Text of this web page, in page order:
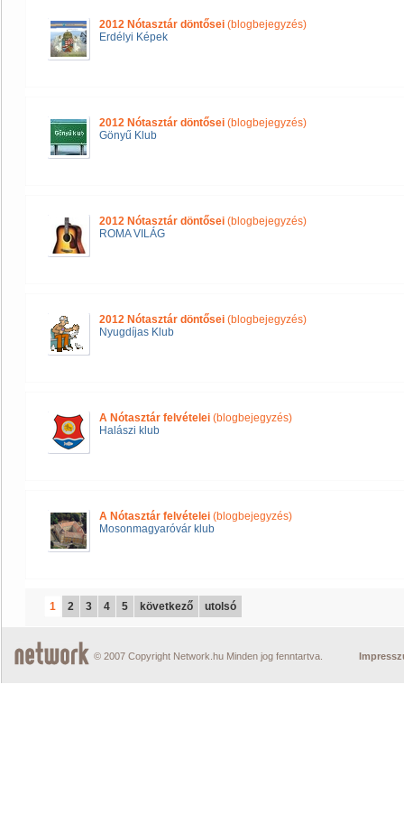
2012 Nótasztár döntősei (blogbejegyzés)
Erdélyi Képek
2012 Nótasztár döntősei (blogbejegyzés)
Gönyű Klub
2012 Nótasztár döntősei (blogbejegyzés)
ROMA VILÁG
2012 Nótasztár döntősei (blogbejegyzés)
Nyugdíjas Klub
A Nótasztár felvételei (blogbejegyzés)
Halászi klub
A Nótasztár felvételei (blogbejegyzés)
Mosonmagyaróvár klub
1 2 3 4 5 következő utolsó
© 2007 Copyright Network.hu Minden jog fenntartva.